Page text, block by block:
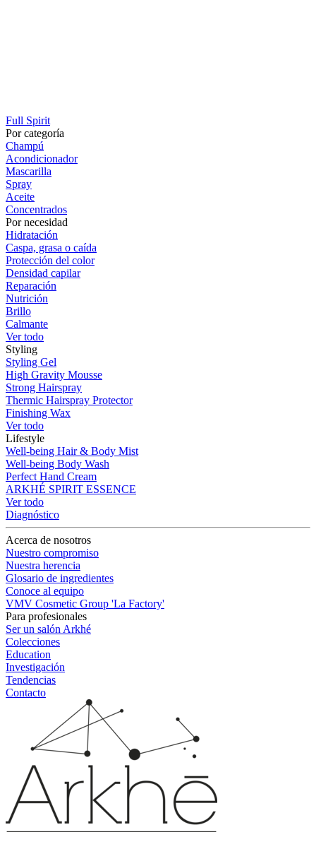
Full Spirit
Por categoría
Champú
Acondicionador
Mascarilla
Spray
Aceite
Concentrados
Por necesidad
Hidratación
Caspa, grasa o caída
Protección del color
Densidad capilar
Reparación
Nutrición
Brillo
Calmante
Ver todo
Styling
Styling Gel
High Gravity Mousse
Strong Hairspray
Thermic Hairspray Protector
Finishing Wax
Ver todo
Lifestyle
Well-being Hair & Body Mist
Well-being Body Wash
Perfect Hand Cream
ARKHÉ SPIRIT ESSENCE
Ver todo
Diagnóstico
Acerca de nosotros
Nuestro compromiso
Nuestra herencia
Glosario de ingredientes
Conoce al equipo
VMV Cosmetic Group 'La Factory'
Para profesionales
Ser un salón Arkhé
Colecciones
Education
Investigación
Tendencias
Contacto